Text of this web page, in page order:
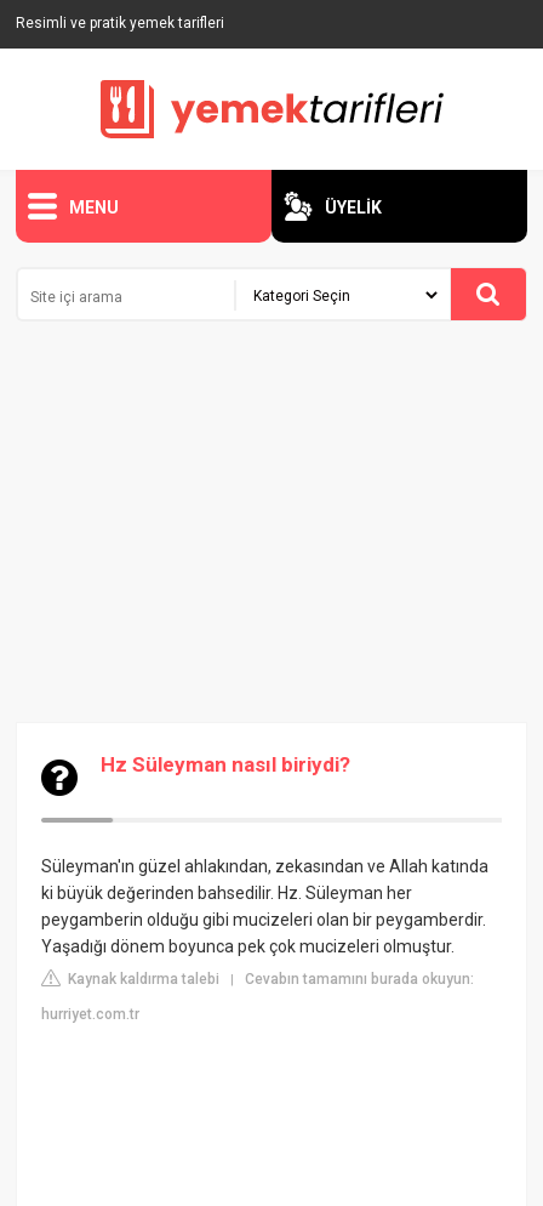
Resimli ve pratik yemek tarifleri
MENU ÜYELİK
Hz Süleyman nasıl biriydi?
Süleyman'ın güzel ahlakından, zekasından ve Allah katında
ki büyük değerinden bahsedilir. Hz. Süleyman her
peygamberin olduğu gibi mucizeleri olan bir peygamberdir.
Yaşadığı dönem boyunca pek çok mucizeleri olmuştur.
Kaynak kaldırma talebi |Cevabın tamamını burada okuyun:
hurriyet.com.tr